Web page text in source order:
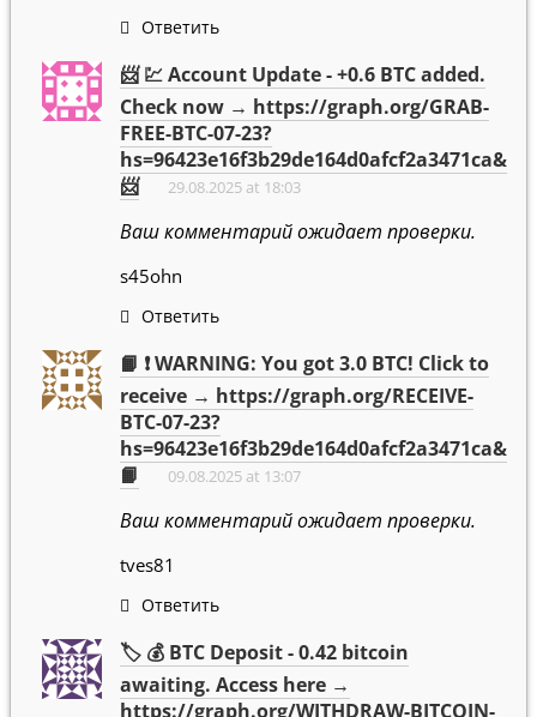
Ответить
📨 💹 Account Update - +0.6 BTC added.
Check now → https://graph.org/GRAB-
FREE-BTC-07-23?
hs=96423e16f3b29de164d0afcf2a3471ca&
📨
29.08.2025 at 18:03
Ваш комментарий ожидает проверки.
s45ohn
Ответить
📙 ❗ WARNING: You got 3.0 BTC! Click to
receive → https://graph.org/RECEIVE-
BTC-07-23?
hs=96423e16f3b29de164d0afcf2a3471ca&
📙
09.08.2025 at 13:07
Ваш комментарий ожидает проверки.
tves81
Ответить
🏷 💰 BTC Deposit - 0.42 bitcoin
awaiting. Access here →
https://graph.org/WITHDRAW-BITCOIN-